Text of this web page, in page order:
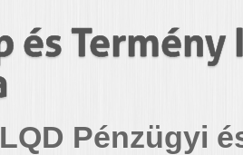
és
Pénzügyi